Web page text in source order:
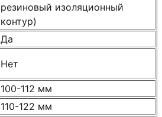
резиновый изоляционный
контур)
Да
Нет
100-112 мм
110-122 мм